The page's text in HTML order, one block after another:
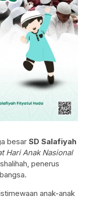
besar SD Salafiyah
Hari Anak Nasional
penerus
anak-anak